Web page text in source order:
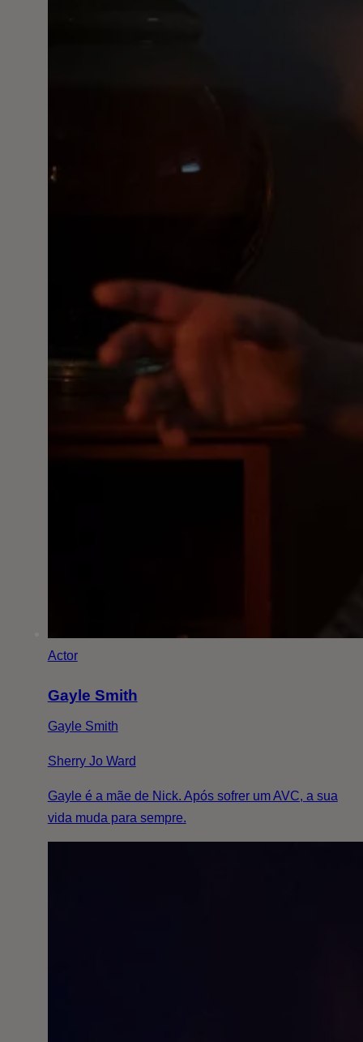
Actor
Gayle Smith
Gayle Smith
Sherry Jo Ward
Gayle é a mãe de Nick. Após sofrer um AVC, a sua
vida muda para sempre.